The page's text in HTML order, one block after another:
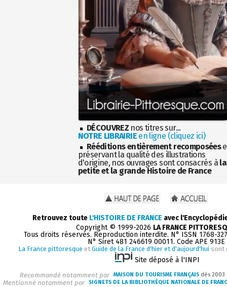
DÉCOUVREZ nos titres sur...
NOTRE LIBRAIRIEen ligne (cliquez ici)
Rééditions entièrement recomposées
préservant la qualité des illustrations
d'origine, nos ouvrages sont consacrés à la
petite et la grande Histoire de France
Retrouvez toute L'HISTOIRE DE FRANCE avec
Copyright © 1999-2026 LA FRANCE
Tous droits réservés. Reproduction interdite. N° ISSN 1768-
N° Siret 481 246619 00011. Code APE 913E
La France pittoresque et Guide de la France d'hier et d'aujourd'hui sont
Site déposé à l'INPI
Recommandé notamment par MAISON DU TOURISME FRANÇAIS dès
Mentionné notamment par SIGNETS DE LA BIBLIOTHÈQUE NATIONALE DE